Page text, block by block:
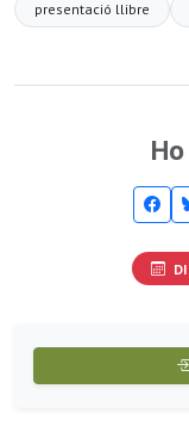
presentació llibre